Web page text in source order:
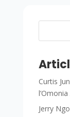
Curtis
Jerry